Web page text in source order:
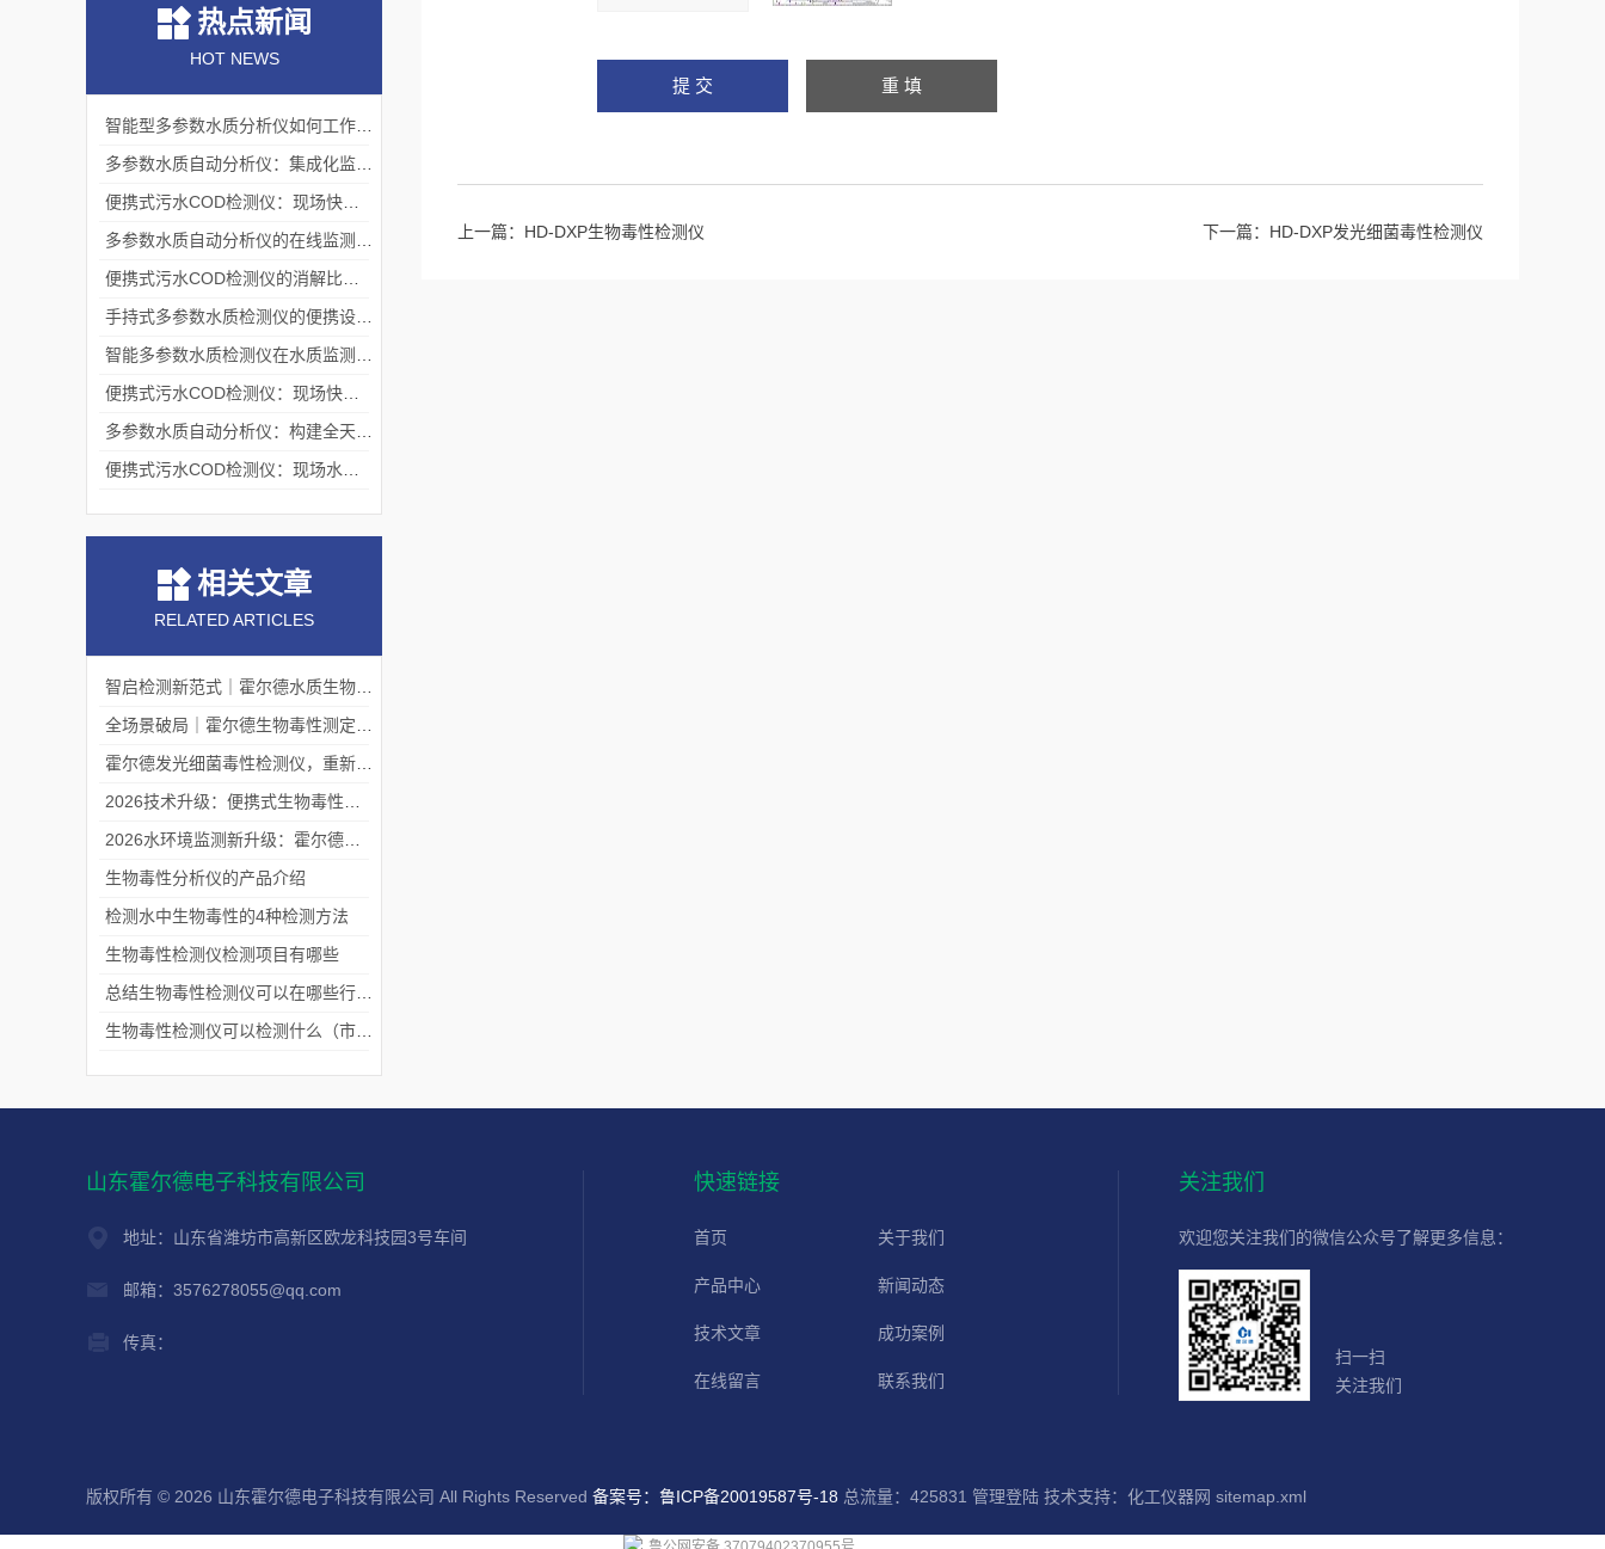
上一篇： HD-DXP生物毒性检测仪 下一篇： HD-DXP发光细菌毒性检测仪
热点新闻
HOT NEWS
相关文章
RELATED ARTICLES
生物毒性分析仪的产品介绍
检测水中生物毒性的4种检测方法
生物毒性检测仪检测项目有哪些
山东霍尔德电子科技有限公司
地址：山东省潍坊市高新区欧龙科技园3号车间
邮箱：3576278055@qq.com
传真：
快速链接
首页 关于我们
产品中心 新闻动态
技术文章 成功案例
在线留言 联系我们
关注我们
欢迎您关注我们的微信公众号了解更多信息：
扫一扫
关注我们
版权所有 © 2026 山东霍尔德电子科技有限公司 All Rights Reserved 备案号：鲁ICP备20019587号-18 总流量：425831 管理登陆 技术支持： 化工仪器网 sitemap.xml